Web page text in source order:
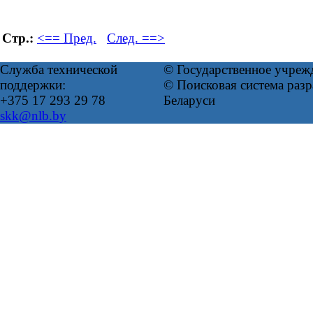
Стр.: <== Пред. След. ==>
Служба технической
поддержки:
+375 17 293 29 78
skk@nlb.by
© Государственное
© Поисковая система
Беларуси